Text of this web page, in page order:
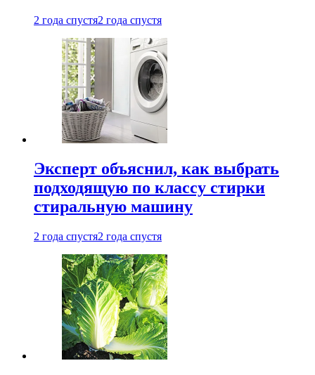
2 года спустя2 года спустя
Эксперт объяснил, как выбрать
подходящую по классу стирки
стиральную машину
2 года спустя2 года спустя